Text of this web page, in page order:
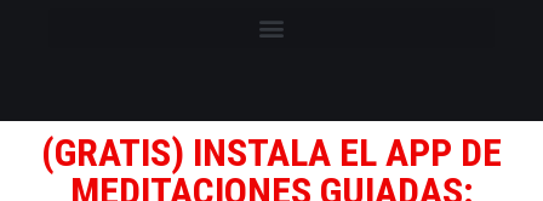
(GRATIS) INSTALA EL APP DE
MEDITACIONES GUIADAS: